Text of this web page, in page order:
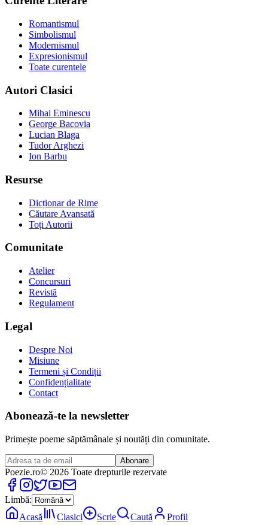
Romantismul
Simbolismul
Modernismul
Expresionismul
Toate curentele
Autori Clasici
Mihai Eminescu
George Bacovia
Lucian Blaga
Tudor Arghezi
Ion Barbu
Resurse
Dicționar de Rime
Căutare Avansată
Toți Autorii
Comunitate
Atelier
Concursuri
Revistă
Regulament
Legal
Despre Noi
Misiune
Termeni și Condiții
Confidențialitate
Contact
Abonează-te la newsletter
Primește poeme săptămânale și noutăți din comunitate.
Abonare
Poezie.ro© 2026 Toate drepturile rezervate
Limbă:
Acasă
Clasici Scrie Caută Profil